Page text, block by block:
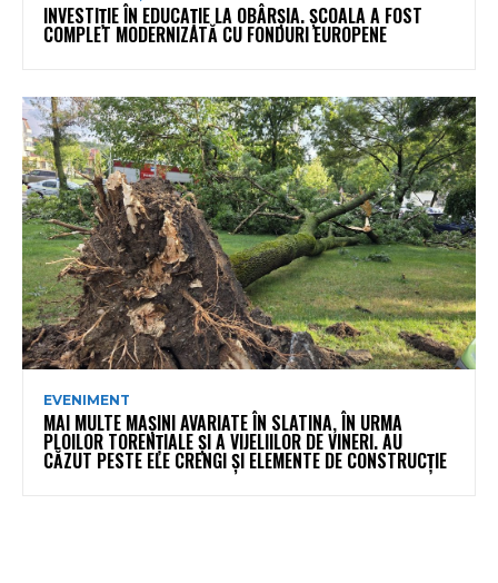
INVESTIȚIE ÎN EDUCAȚIE LA OBÂRȘIA. ȘCOALA A FOST
COMPLET MODERNIZATĂ CU FONDURI EUROPENE
EVENIMENT
MAI MULTE MAȘINI AVARIATE ÎN SLATINA, ÎN URMA
PLOILOR TORENȚIALE ȘI A VIJELIILOR DE VINERI. AU
CĂZUT PESTE ELE CRENGI ȘI ELEMENTE DE CONSTRUCȚIE